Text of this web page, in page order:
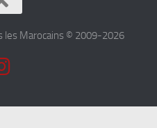
les Marocains © 2009-2026